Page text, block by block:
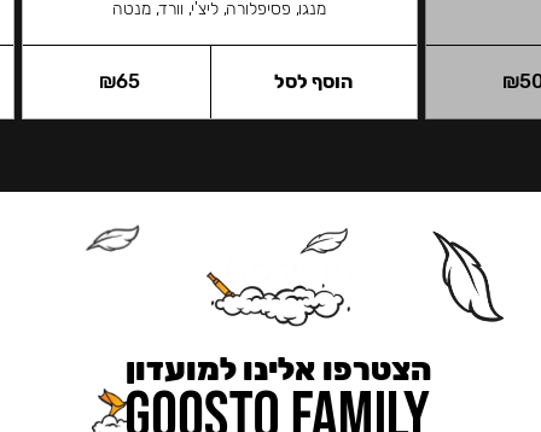
₪
מנגו, פסיפלורה, ליצ'י, וורד, מנטה
₪65 הוסף לסל
הצטרפו אלינו למועדון